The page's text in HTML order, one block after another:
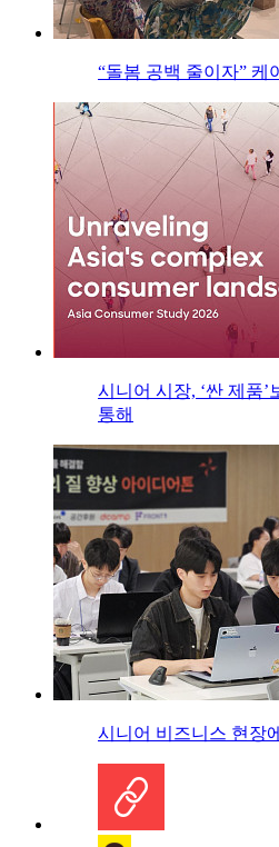
“돌봄 공백 줄이자” 케
시니어 시장, ‘싼 제품’
통해
시니어 비즈니스 현장